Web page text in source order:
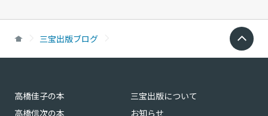
三宝出版ブログ
高橋佳子の本
高橋信次の本
三宝出版について
お知らせ